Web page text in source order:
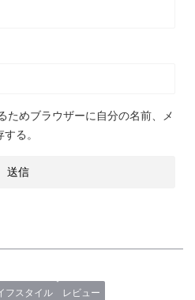
ためブラウザーに自分の名前、メ
る。
フスタイル レビュー